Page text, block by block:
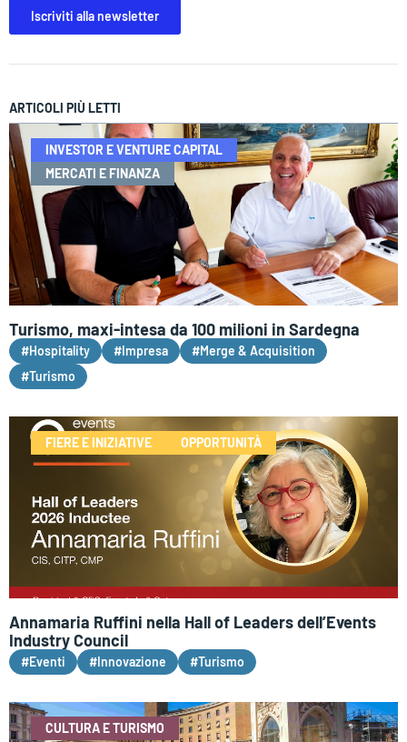
Iscriviti alla newsletter
ARTICOLI PIÙ LETTI
INVESTOR E VENTURE CAPITAL
MERCATI E FINANZA
Turismo, maxi-intesa da 100 milioni in Sardegna
#Hospitality #Impresa
#Merge & Acquisition
#Turismo
FIERE E INIZIATIVE OPPORTUNITÀ
Annamaria Ruffini nella Hall of Leaders dell’Events
Industry Council
#Eventi #Innovazione #Turismo
CULTURA E TURISMO